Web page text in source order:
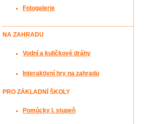
Fotogalerie
NA ZAHRADU
Vodní a kuličkové dráhy
Interaktivní hry na zahradu
PRO ZÁKLADNÍ ŠKOLY
Pomůcky I. stupeň